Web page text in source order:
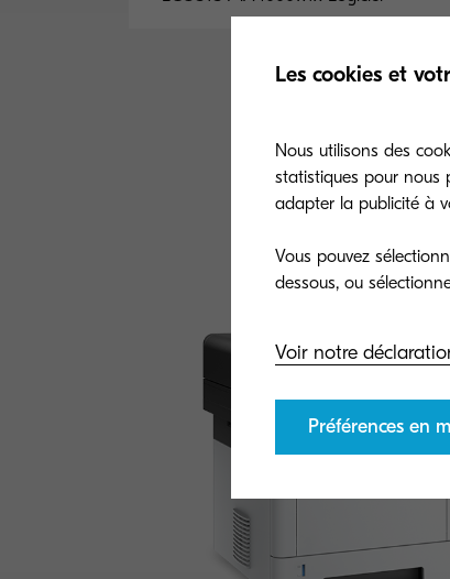
Général
Les cookies et
Nous utilisons des
statistiques pour nous
adapter la publicité à
Vous pouvez
Voir notre
Préférences en